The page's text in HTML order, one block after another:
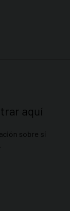
aquí
sobre sí